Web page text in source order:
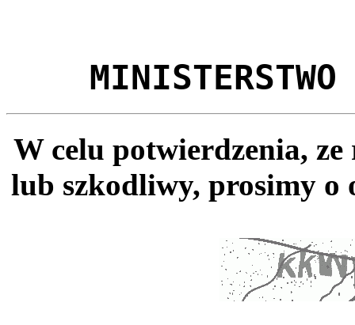
MINISTERSTWO
W celu potwierdzenia,
lub szkodliwy, prosimy o